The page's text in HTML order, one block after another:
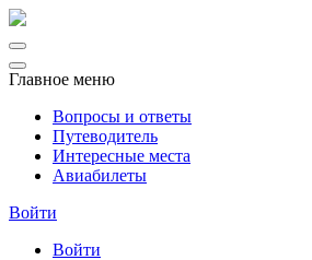
Главное меню
Вопросы и ответы
Путеводитель
Интересные места
Авиабилеты
Войти
Войти